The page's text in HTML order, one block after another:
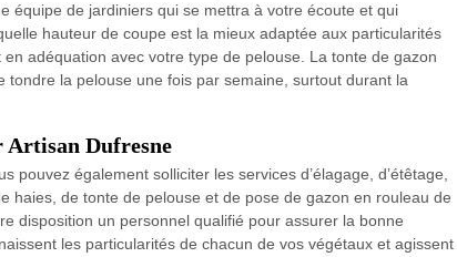
équipe de jardiniers qui se mettra à votre écoute et qui
hauteur de coupe est la mieux adaptée aux particularités
adéquation avec votre type de pelouse. La tonte de gazon
la pelouse une fois par semaine, surtout durant la
Artisan Dufresne
pouvez également solliciter les services d’élagage, d’étêtage,
haies, de tonte de pelouse et de pose de gazon en rouleau de
disposition un personnel qualifié pour assurer la bonne
les particularités de chacun de vos végétaux et agissent